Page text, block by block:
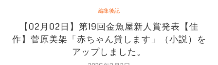
編集後記
【02月02日】第19回金魚屋新人賞発表【佳
作】菅原美架「赤ちゃん貸します」（小説）を
アップしました。